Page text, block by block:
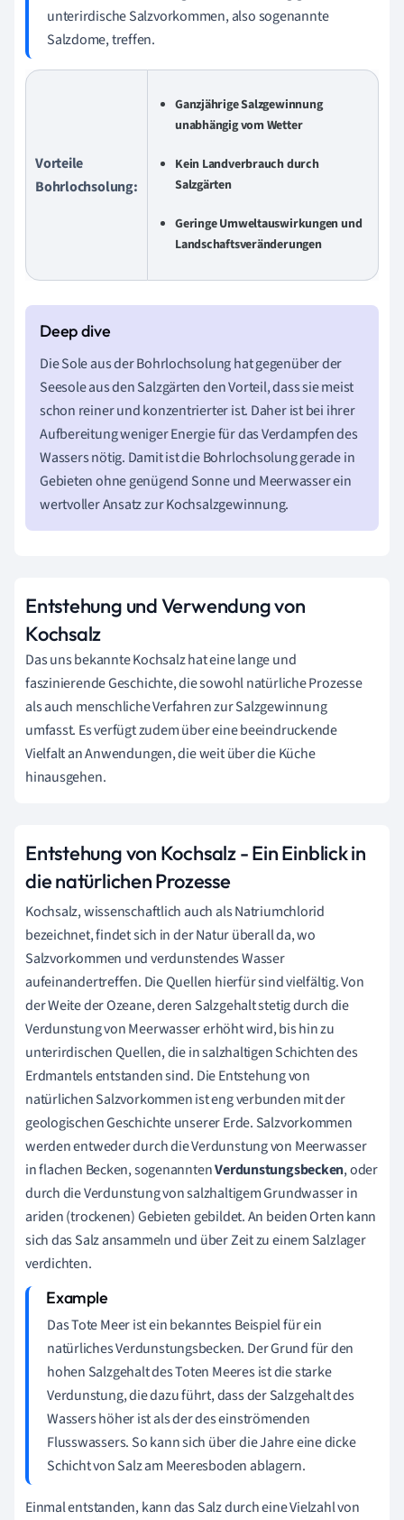
unterirdische Salzvorkommen, also sogenannte
Salzdome, treffen.
Vorteile
Bohrlochsolung:
Ganzjährige Salzgewinnung
unabhängig vom Wetter
Kein Landverbrauch durch
Salzgärten
Geringe Umweltauswirkungen und
Landschaftsveränderungen
Die Sole aus der Bohrlochsolung hat gegenüber der
Seesole aus den Salzgärten den Vorteil, dass sie meist
schon reiner und konzentrierter ist. Daher ist bei ihrer
Aufbereitung weniger Energie für das Verdampfen des
Wassers nötig. Damit ist die Bohrlochsolung gerade in
Gebieten ohne genügend Sonne und Meerwasser ein
wertvoller Ansatz zur Kochsalzgewinnung.
Entstehung und Verwendung von
Kochsalz
Das uns bekannte Kochsalz hat eine lange und
faszinierende Geschichte, die sowohl natürliche Prozesse
als auch menschliche Verfahren zur Salzgewinnung
umfasst. Es verfügt zudem über eine beeindruckende
Vielfalt an Anwendungen, die weit über die Küche
hinausgehen.
Entstehung von Kochsalz - Ein Einblick in
die natürlichen Prozesse
Kochsalz, wissenschaftlich auch als Natriumchlorid
bezeichnet, findet sich in der Natur überall da, wo
Salzvorkommen und verdunstendes Wasser
aufeinandertreffen. Die Quellen hierfür sind vielfältig. Von
der Weite der Ozeane, deren Salzgehalt stetig durch die
Verdunstung von Meerwasser erhöht wird, bis hin zu
unterirdischen Quellen, die in salzhaltigen Schichten des
Erdmantels entstanden sind. Die Entstehung von
natürlichen Salzvorkommen ist eng verbunden mit der
geologischen Geschichte unserer Erde. Salzvorkommen
werden entweder durch die Verdunstung von Meerwasser
in flachen Becken, sogenanntenVerdunstungsbecken, oder
durch die Verdunstung von salzhaltigem Grundwasser in
ariden (trockenen) Gebieten gebildet. An beiden Orten kann
sich das Salz ansammeln und über Zeit zu einem Salzlager
verdichten.
Das Tote Meer ist ein bekanntes Beispiel für ein
natürliches Verdunstungsbecken. Der Grund für den
hohen Salzgehalt des Toten Meeres ist die starke
Verdunstung, die dazu führt, dass der Salzgehalt des
Wassers höher ist als der des einströmenden
Flusswassers. So kann sich über die Jahre eine dicke
Schicht von Salz am Meeresboden ablagern.
Einmal entstanden, kann das Salz durch eine Vielzahl von